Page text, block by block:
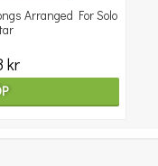
Arranged For Solo
kr